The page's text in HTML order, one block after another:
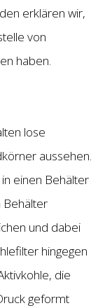
erklären wir,
von
haben.
lose
aussehen.
einen Behälter
Behälter
und dabei
hingegen
die
geformt